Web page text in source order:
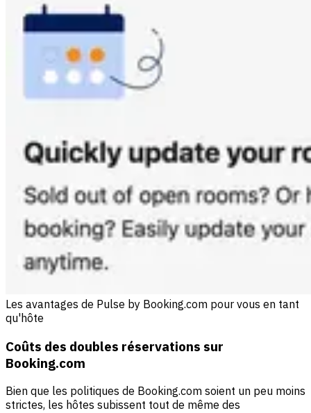
Les avantages de Pulse by Booking.com pour vous en tant
qu'hôte
Coûts des doubles réservations sur
Booking.com
Bien que les politiques de Booking.com soient un peu moins
strictes, les hôtes subissent tout de même des